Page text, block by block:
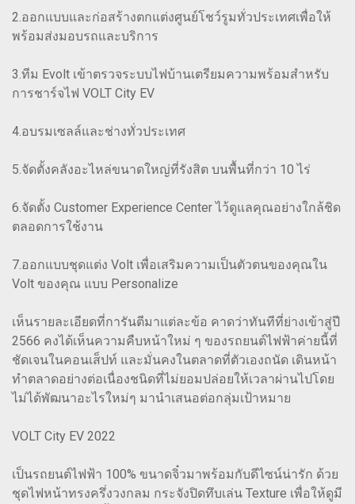
2.ออกแบบและก่อสร้างตกแต่งศูนย์โชว์รูมทั่วประเทศเพื่อให้
พร้อมส่งมอบรถและบริการ
3.ทีม Evolt เข้าตรวจระบบไฟบ้านเตรียมความพร้อมสำหรับ
การชาร์จไฟ VOLT City EV
4.อบรมเซลล์และช่างทั่วประเทศ
5.จัดตั้งคลังอะไหล่ขนาดใหญ่ที่รังสิต บนพื้นที่กว่า 10 ไร่
6.จัดตั้ง Customer Experience Center ไว้ดูแลคุณอย่างใกล้ชิด
ตลอดการใช้งาน
7.ออกแบบชุดแต่ง Volt เพื่อเสริมความเป็นตัวตนของคุณใน
Volt ของคุณ แบบ Personalize
เห็นรายละเอียดที่การันตีมาแต่ละข้อ คาดว่าทันทีที่ย่างเข้าสู่ปี
2566 คงได้เห็นความคืบหน้าใหม่ ๆ ของรถยนต์ไฟฟ้าค่ายนี้ที่
ชัดเจนในคอนเส็ปท์ และมั่นคงในตลาดที่ตัวเองถนัด เดินหน้า
ทำตลาดอย่างต่อเนื่องชนิดที่ไม่ยอมปล่อยให้เวลาผ่านไปโดย
ไม่ได้พัฒนาอะไรใหม่ๆ มานำเสนอต่อกลุ่มเป้าหมาย
VOLT City EV 2022
เป็นรถยนต์ไฟฟ้า 100% ขนาดจิ๋วมาพร้อมกับดีไซน์น่ารัก ด้วย
ชุดไฟหน้าทรงครึ่งวงกลม กระจังปิดทึบเล่น Texture เพื่อให้ดูมี